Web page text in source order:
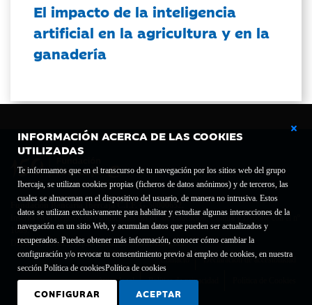
INFORMACIÓN ACERCA DE LAS COOKIES
UTILIZADAS
Te informamos que en el transcurso de tu navegación por los sitios web del grupo
Ibercaja, se utilizan cookies propias (ficheros de datos anónimos) y de terceros, las
cuales se almacenan en el dispositivo del usuario, de manera no intrusiva. Estos
datos se utilizan exclusivamente para habilitar y estudiar algunas interacciones de la
navegación en un sitio Web, y acumulan datos que pueden ser actualizados y
recuperados. Puedes obtener más información, conocer cómo cambiar la
configuración y/o revocar tu consentimiento previo al empleo de cookies, en nuestra
sección Política de cookiesPolítica de cookies
CONFIGURAR ACEPTAR
El impacto de la inteligencia
artificial en la agricultura y en la
ganadería
Fundación Bancaria Ibercaja C.I.F. G-50000652.
Inscrita en el Registro de Fundaciones del Mº de Educación, Cultura y Deporte con el nº
1689.
Domicilio social: Joaquín Costa, 13. 50001 Zaragoza.
Contacto
Declaración de accesibilidad
Aviso legal Política de privacidad